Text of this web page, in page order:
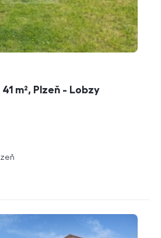
m², Plzeň - Lobzy